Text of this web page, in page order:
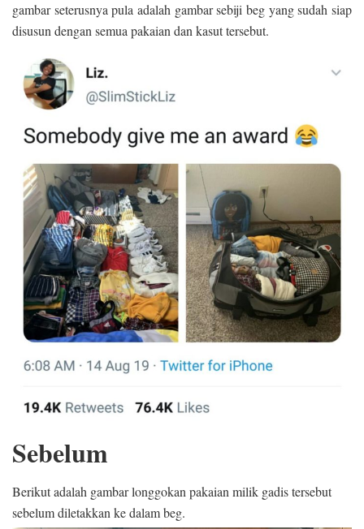
gambar seterusnya pula adalah gambar sebiji beg yang sudah siap
disusun dengan semua pakaian dan kasut tersebut.
Sebelum
Berikut adalah gambar longgokan pakaian milik gadis tersebut
sebelum diletakkan ke dalam beg.